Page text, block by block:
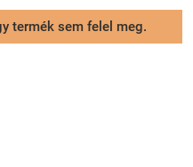
termék sem felel meg.